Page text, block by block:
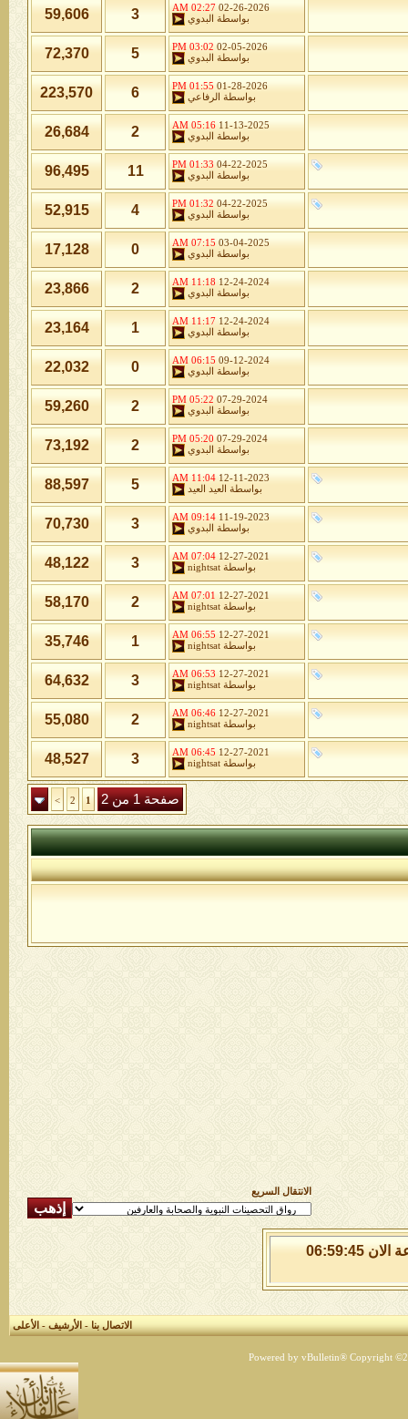
02-26-2026
02:27 AM
بواسطة
البدوي 3
59,606
02-05-2026
03:02 PM
بواسطة
البدوي 5
72,370
01-28-2026
01:55 PM
بواسطة
الرفاعي 6
223,570
11-13-2025
05:16 AM
بواسطة
البدوي 2
26,684
04-22-2025
01:33 PM
بواسطة
البدوي 11
96,495
04-22-2025
01:32 PM
بواسطة
البدوي 4
52,915
03-04-2025
07:15 AM
بواسطة
البدوي 0
17,128
12-24-2024
11:18 AM
بواسطة
البدوي 2
23,866
12-24-2024
11:17 AM
بواسطة
البدوي 1
23,164
09-12-2024
06:15 AM
بواسطة
البدوي 0
22,032
07-29-2024
05:22 PM
بواسطة
البدوي 2
59,260
07-29-2024
05:20 PM
بواسطة
البدوي 2
73,192
12-11-2023
11:04 AM
بواسطة
العيد العيد 5
88,597
11-19-2023
09:14 AM
بواسطة
البدوي 3
70,730
12-27-2021
07:04 AM
بواسطة nightsat
3
48,122
12-27-2021
07:01 AM
بواسطة nightsat
2
58,170
12-27-2021
06:55 AM
بواسطة nightsat
1
35,746
12-27-2021
06:53 AM
بواسطة nightsat
3
64,632
12-27-2021
06:46 AM
بواسطة nightsat
2
55,080
12-27-2021
06:45 AM
بواسطة nightsat
3
48,527
صفحة 1 من 2 1
2
>
الانتقال السريع
السبت 8 من اغسطس 2026 , الساعة الان 06:59:45
الاتصال بنا-الأرشيف-الأعلى
Powered by vBulletin® Copyright